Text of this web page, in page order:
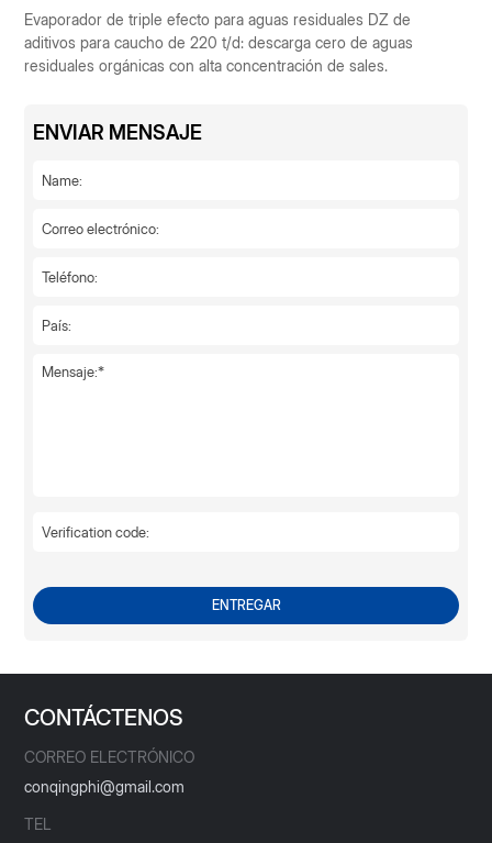
Evaporador de triple efecto para aguas residuales DZ de
aditivos para caucho de 220 t/d: descarga cero de aguas
residuales orgánicas con alta concentración de sales.
ENVIAR MENSAJE
ENTREGAR
CONTÁCTENOS
CORREO ELECTRÓNICO
conqingphi@gmail.com
TEL